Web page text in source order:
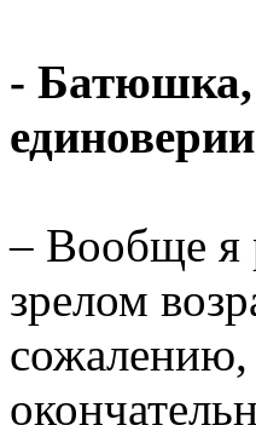
- Батюшка,
– Вообще я
зрелом